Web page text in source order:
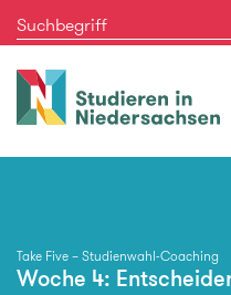
Studieren
in
Take Five – Studienwahl-Coaching
Woche 4: